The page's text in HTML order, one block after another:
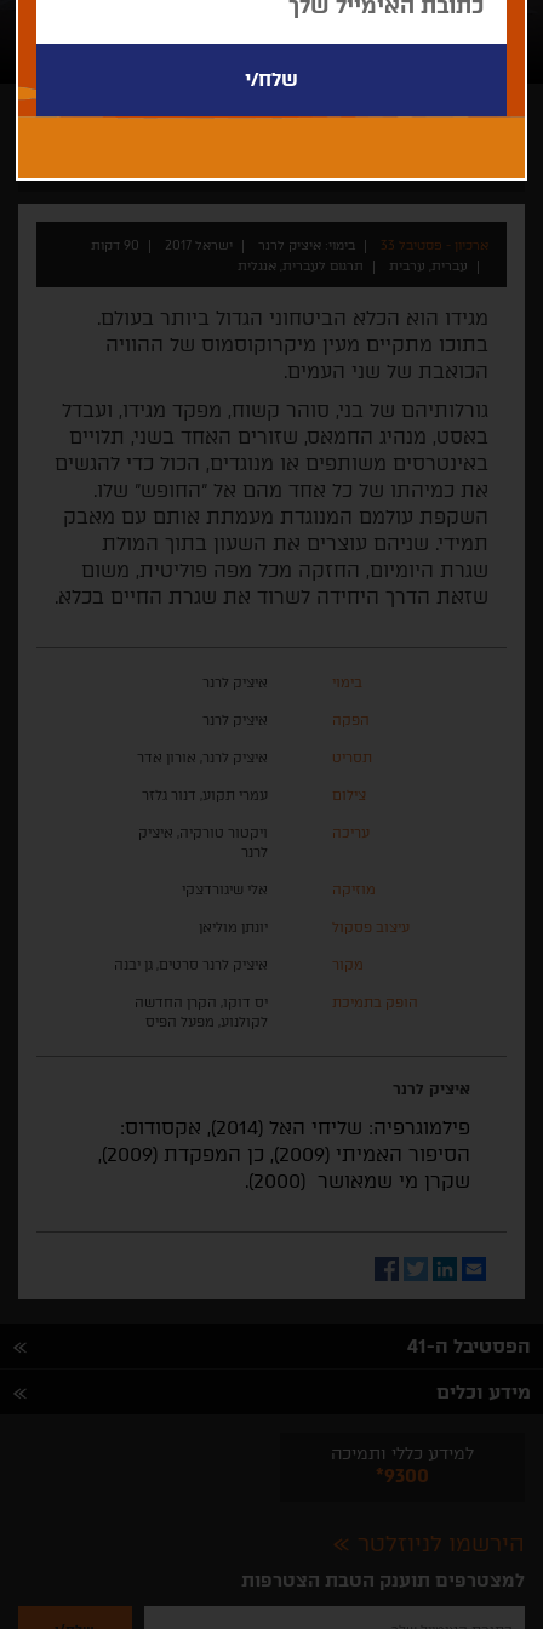
ארכיון - פסטיבל 33 בימוי: איציק לרנר ישראל 2017
90 דקות
עברית, ערבית
תרגום לעברית, אנגלית
מגידו הוא הכלא הביטחוני הגדול ביותר בעולם.
בתוכו מתקיים מעין מיקרוקוסמוס של ההוויה
הכואבת של שני העמים.
גורלותיהם של בני, סוהר קשוח, מפקד מגידו, ועבדל
באסט, מנהיג החמאס, שזורים האחד בשני, תלויים
באינטרסים משותפים או מנוגדים, הכול כדי להגשים
את כמיהתו של כל אחד מהם אל "החופש" שלו.
השקפת עולמם המנוגדת מעמתת אותם עם מאבק
תמידי. שניהם עוצרים את השעון בתוך המולת
שגרת היומיום, החזקה מכל מפה פוליטית, משום
שזאת הדרך היחידה לשרוד את שגרת החיים בכלא.
בימוי איציק לרנר
הפקה איציק לרנר
תסריט איציק לרנר, אורון אדר
צילום עמרי תקוע, דנור גלזר
עריכה
ויקטור טורקיה, איציק
לרנר
מוזיקה אלי שיגורדצקי
עיצוב פסקול יונתן מוליאן
מקור איציק לרנר סרטים, גן יבנה
הופק בתמיכת
יס דוקו, הקרן החדשה
לקולנוע, מפעל הפיס
איציק לרנר
פילמוגרפיה: שליחי האל (2014), אקסודוס:
הסיפור האמיתי (2009), כן המפקדת (2009),
שקרן מי שמאושר (2000).
Email
LinkedIn
Twitter
Facebook
הפסטיבל ה-41
מידע וכלים
למידע כללי ותמיכה
*9300
הירשמו לניוזלטר
למצטרפים תוענק הטבת הצטרפות